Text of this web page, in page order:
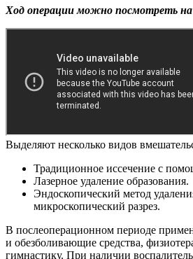
Ход операции можно посмотреть на
Выделяют несколько видов
Традиционное иссечение с
Лазерное удаление образования.
Эндоскопический метод
микроскопический разрез.
В послеоперационном периоде
и обезболивающие средства,
гимнастику. При наличии